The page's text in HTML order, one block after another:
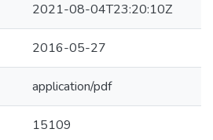
2021-08-04T23:20:10Z
2016-05-27
application/pdf
15109